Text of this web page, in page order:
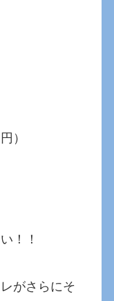
）
！！
がさらにそ